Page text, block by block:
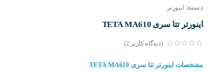
دسته: اینورتر
اینورتر تتا سری TETA MA610
(دیدگاه کاربر 2
)
مشخصات اینورتر تتا سری TETA MA610